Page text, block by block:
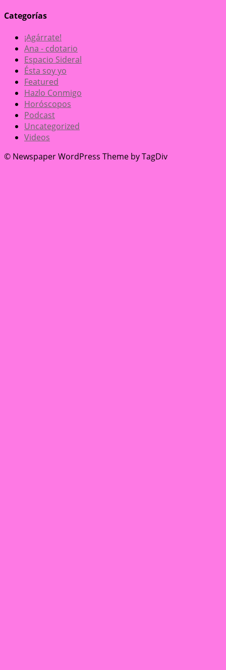
Categorías
¡Agárrate!
Ana - cdotario
Espacio Sideral
Ésta soy yo
Featured
Hazlo Conmigo
Horóscopos
Podcast
Uncategorized
Videos
© Newspaper WordPress Theme by TagDiv